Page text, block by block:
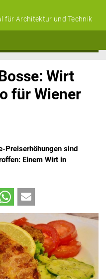
für Architektur und Technik
Wirt
für Wiener
Preiserhöhungen sind
Einem Wirt in